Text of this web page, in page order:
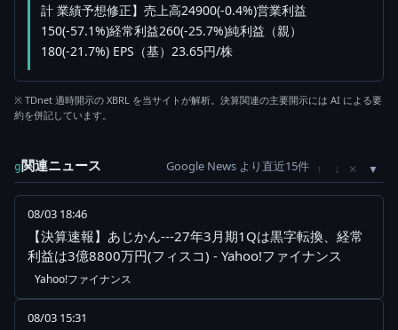
計 業績予想修正】売上高24900(-0.4%)営業利益
150(-57.1%)経常利益260(-25.7%)純利益（親）
180(-21.7%) EPS（基）23.65円/株
※ TDnet 適時開示の XBRL を当サイトが解析。決算関連の主要開示には AI による要
約を併記しています。
g関連ニュース Google News より直近15件 ↑ ↓ ×
08/03 18:46
【決算速報】あじかん---27年3月期1Qは黒字転換、経常
利益は3億8800万円(フィスコ) - Yahoo!ファイナンス
Yahoo!ファイナンス
08/03 15:31